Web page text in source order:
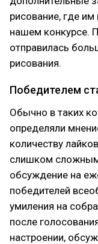
рисование, где
нашем конкурсе.
отправилась
рисования.
Победителем
Обычно в таких
определяли
количеству
слишком
обсуждение на
победителей
умиления на
после
настроении,